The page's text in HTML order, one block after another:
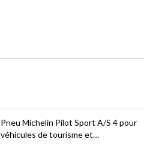
Pneu Michelin Pilot Sport A/S 4 pour
véhicules de tourisme et